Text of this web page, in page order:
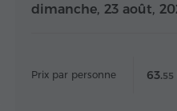
dimanche, 23 août,
Prix par personne 63.55